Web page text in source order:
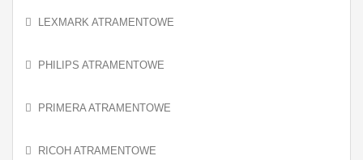
LEXMARK ATRAMENTOWE
PHILIPS ATRAMENTOWE
PRIMERA ATRAMENTOWE
RICOH ATRAMENTOWE